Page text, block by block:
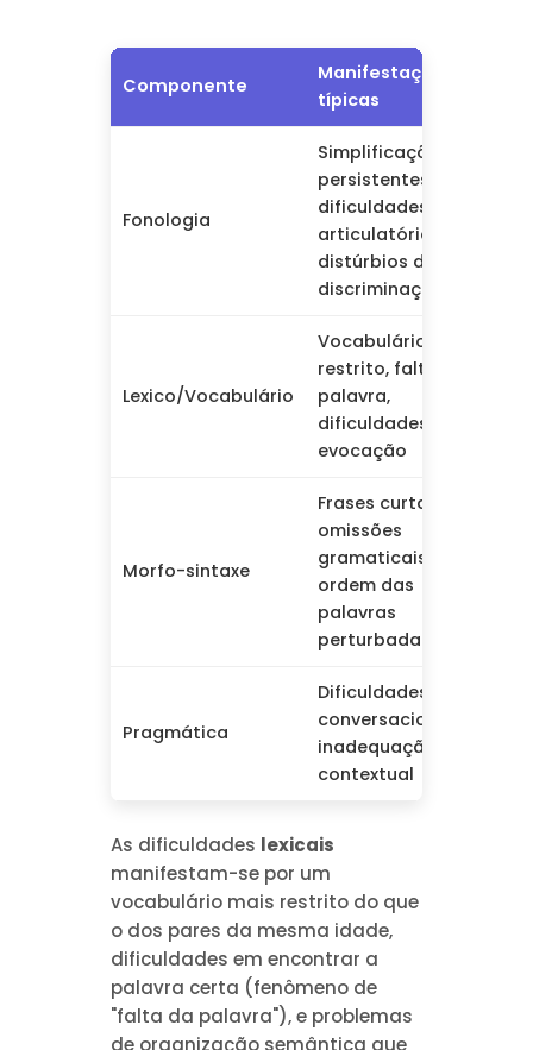
Componente
Manifestações
típicas
Fonologia
Simplificações
persistentes,
dificuldades
articulatórias,
distúrbios de
discriminação
Lexico/Vocabulário
Vocabulário
restrito, falta da
palavra,
dificuldades de
evocação
Morfo-sintaxe
Frases curtas,
omissões
gramaticais,
ordem das
palavras
perturbada
Pragmática
Dificuldades
conversacionais,
inadequação
contextual
As dificuldades lexicais
manifestam-se por um
vocabulário mais restrito do que
o dos pares da mesma idade,
dificuldades em encontrar a
palavra certa (fenômeno de
"falta da palavra"), e problemas